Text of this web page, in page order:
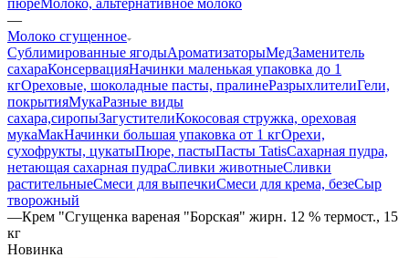
—
Молоко сгущенное
Сублимированные ягодыАроматизаторыМедЗаменитель
сахараКонсервацияНачинки маленькая упаковка до 1
кгОреховые, шоколадные пасты, пралинеРазрыхлителиГели,
покрытияМукаРазные виды
сахара,сиропыЗагустителиКокосовая стружка, ореховая
мукаМакНачинки большая упаковка от 1 кгОрехи,
сухофрукты, цукатыПюре, пастыПасты TatisСахарная пудра,
нетающая сахарная пудраСливки животныеСливки
растительныеСмеси для выпечкиСмеси для крема, безеСыр
творожный
—Крем "Сгущенка вареная "Борская" жирн. 12 % термост., 15
кг
Новинка